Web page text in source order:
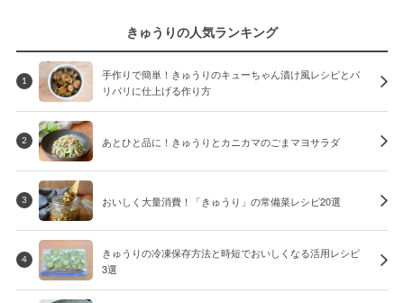
きゅうりの人気ランキング
1
手作りで簡単！きゅうりのキューちゃん漬け風レシピとパ
リパリに仕上げる作り方
2 あとひと品に！きゅうりとカニカマのごまマヨサラダ
3 おいしく大量消費！「きゅうり」の常備菜レシピ20選
4
きゅうりの冷凍保存方法と時短でおいしくなる活用レシピ
3選